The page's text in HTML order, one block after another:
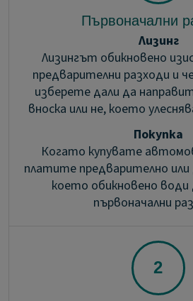
Първоначални
Лизинг
Лизингът обикновено
предварителни разходи и
изберете дали да
вноска или не, което
Покупка
Когато купувате
платите предварително
което обикновено води
първоначални